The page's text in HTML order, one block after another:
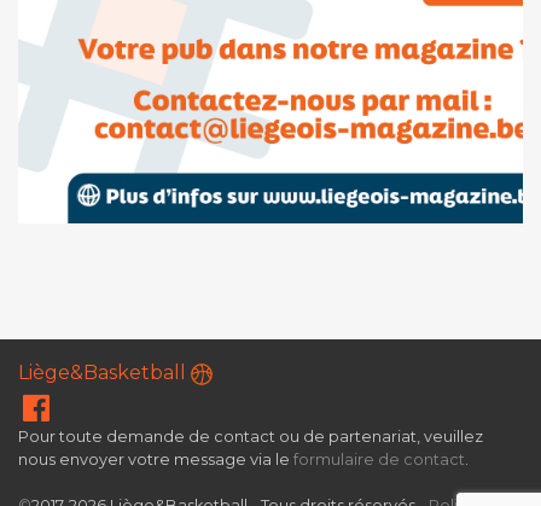
Liège&Basketball
Pour toute demande de contact ou de partenariat, veuillez
nous envoyer votre message via le formulaire de contact